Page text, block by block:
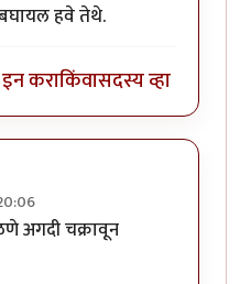
म्हणाल ....?by
हवे तेथे.
कराकिंवासदस्य व्हा
अगदी चक्रावून